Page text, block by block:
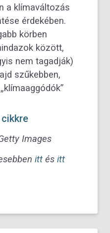
a klímaváltozás
érdekében.
körben
között,
nem tagadják)
szűkebben,
Images
itt és itt